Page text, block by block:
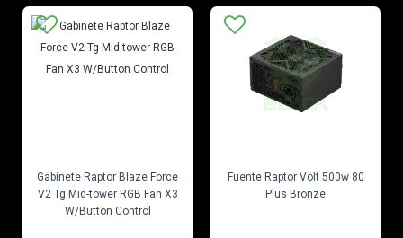
Gabinete Raptor Blaze Force
V2 Tg Mid-tower RGB Fan X3
W/Button Control
Fuente Raptor Volt 500w 80
Plus Bronze